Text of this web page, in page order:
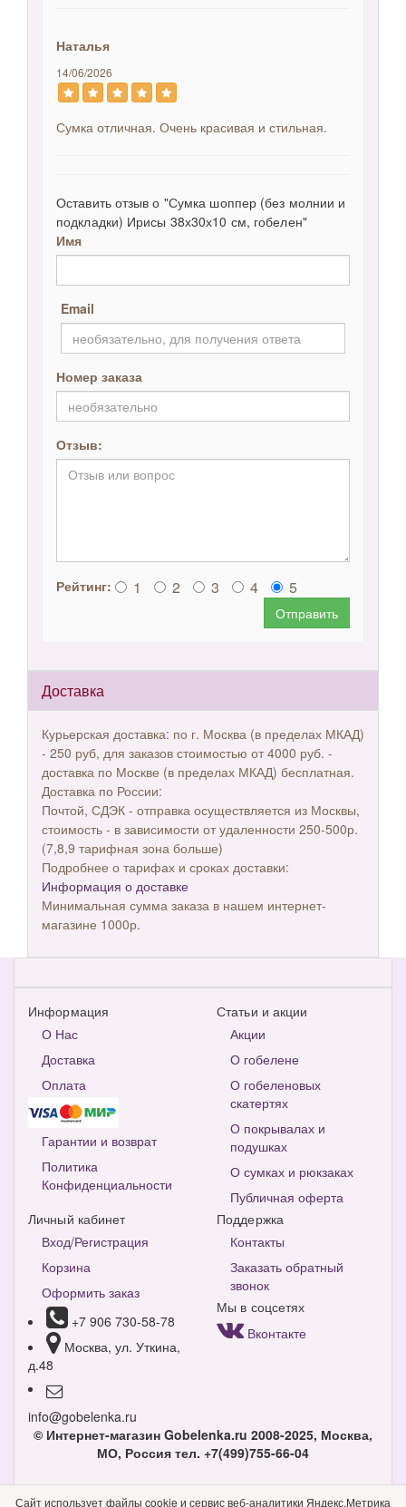
Наталья
14/06/2026
Сумка отличная. Очень красивая и стильная.
Оставить отзыв о "Сумка шоппер (без молнии и
подкладки) Ирисы 38х30х10 см, гобелен"
Имя
Email
Номер заказа
Отзыв:
Рейтинг: 1 2 3 4 5
Отправить
Доставка
Курьерская доставка: по г. Москва (в пределах МКАД)
- 250 руб, для заказов стоимостью от 4000 руб. -
доставка по Москве (в пределах МКАД) бесплатная.
Доставка по России:
Почтой, СДЭК - отправка осуществляется из Москвы,
стоимость - в зависимости от удаленности 250-500р.
(7,8,9 тарифная зона больше)
Подробнее о тарифах и сроках доставки:
Информация о доставке
Минимальная сумма заказа в нашем интернет-
магазине 1000р.
Информация
О Нас
Доставка
Оплата
Гарантии и возврат
Политика
Конфиденциальности
Статьи и акции
Акции
О гобелене
О гобеленовых
скатертях
О покрывалах и
подушках
О сумках и рюкзаках
Публичная оферта
Личный кабинет
Вход/Регистрация
Корзина
Оформить заказ
+7 906 730-58-78
Москва, ул. Уткина,
д.48
info@gobelenka.ru
Поддержка
Контакты
Заказать обратный
звонок
Мы в соцсетях
Вконтакте
© Интернет-магазин Gobelenka.ru 2008-2025, Москва,
МО, Россия тел. +7(499)755-66-04
Версия для компьютера
Сайт использует файлы cookie и сервис веб-аналитики Яндекс.Метрика